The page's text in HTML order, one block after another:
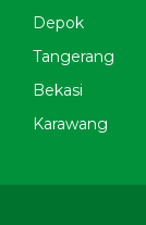
Depok
Tangerang
Bekasi
Karawang